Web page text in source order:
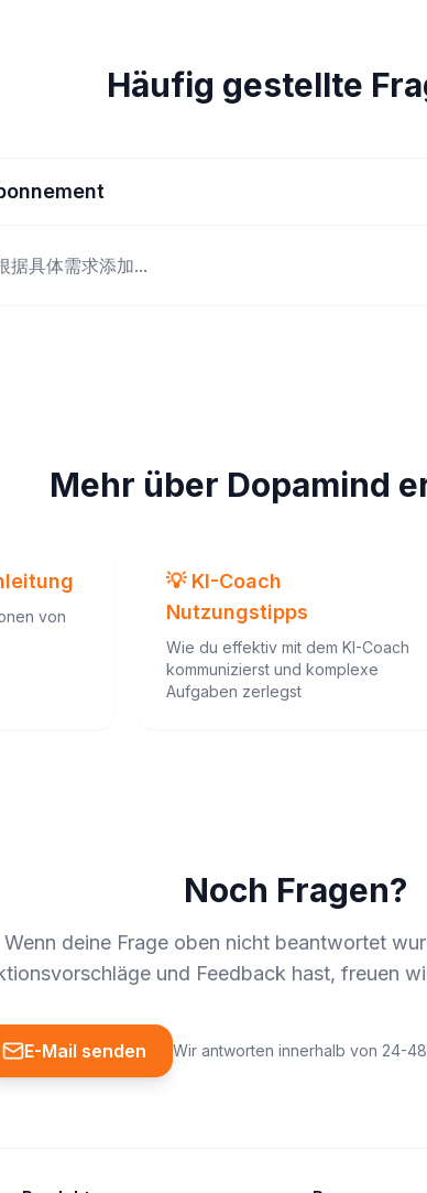
Häufig gestellte
据具体需求添加...
Mehr über Dopamind
von
💡 KI-Coach
Nutzungstipps
Wie du effektiv mit dem KI-Coach
kommunizierst und komplexe
Aufgaben zerlegst
Noch Fragen?
Wenn deine Frage oben nicht beantwortet
und Feedback hast, freuen
E-Mail senden Wir antworten innerhalb von 24-